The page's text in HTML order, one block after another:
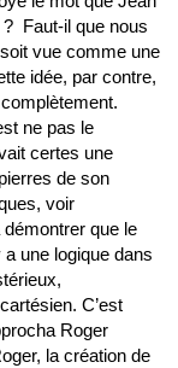
Faut-il que nous
vue comme une
idée, par contre,
ne pas le
certes une
de son
voir
que le
a une logique dans
C’est
Roger
la création de